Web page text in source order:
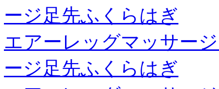
ージ足先ふくらはぎ
エアーレッグマッサー
ージ足先ふくらはぎ